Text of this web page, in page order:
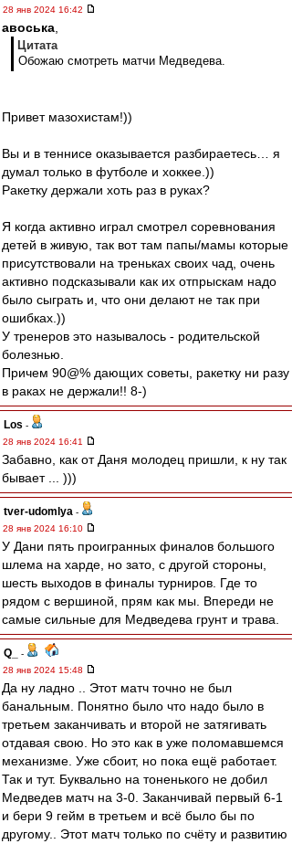
28 янв 2024 16:42
авоська
Цитата
Обожаю смотреть матчи Медведева.
Привет мазохистам!))
Вы и в теннисе оказывается разбираетесь… я
думал только в футболе и хоккее.))
Ракетку держали хоть раз в руках?
Я когда активно играл смотрел соревнования
детей в живую, так вот там папы/мамы которые
присутствовали на треньках своих чад, очень
активно подсказывали как их отпрыскам надо
было сыграть и, что они делают не так при
ошибках.))
У тренеров это называлось - родительской
болезнью.
Причем 90@% дающих советы, ракетку ни разу
в раках не держали!! 8-)
Los -
28 янв 2024 16:41
Забавно, как от Даня молодец пришли, к ну так
бывает ... )))
tver-udomlya -
28 янв 2024 16:10
У Дани пять проигранных финалов большого
шлема на харде, но зато, с другой стороны,
шесть выходов в финалы турниров. Где то
рядом с вершиной, прям как мы. Впереди не
самые сильные для Медведева грунт и трава.
Q_
-
28 янв 2024 15:48
Да ну ладно .. Этот матч точно не был
банальным. Понятно было что надо было в
третьем заканчивать и второй не затягивать
отдавая свою. Но это как в уже поломавшемся
механизме. Уже сбоит, но пока ещё работает.
Так и тут. Буквально на тоненького не добил
Медведев матч на 3-0. Заканчивай первый 6-1
и бери 9 гейм в третьем и всё было бы по
другому.. Этот матч только по счёту и развитию